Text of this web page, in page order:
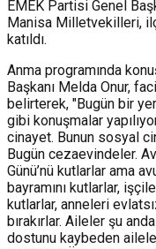
EMEK Partisi Genel
Manisa Milletvekilleri,
katıldı.
Anma programında
Başkanı Melda Onur,
belirterek, "Bugün bir
gibi konuşmalar
cinayet. Bunun sosyal
Bugün cezaevindeler.
Günü’nü kutlarlar ama
bayramını kutlarlar,
kutlarlar, anneleri
bırakırlar. Aileler şu
dostunu kaybeden